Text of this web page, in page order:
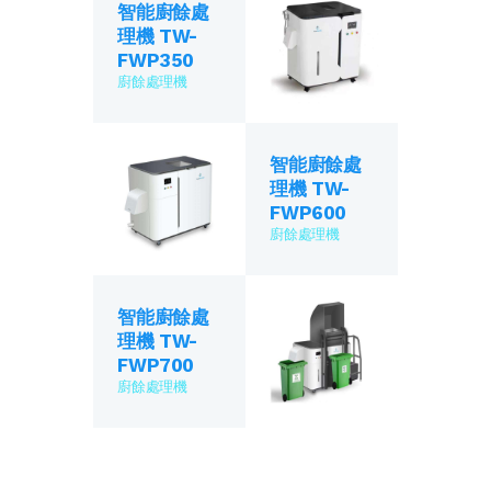
智能廚餘處
理機 TW-
FWP350
廚餘處理機
智能廚餘處
理機 TW-
FWP600
廚餘處理機
智能廚餘處
理機 TW-
FWP700
廚餘處理機